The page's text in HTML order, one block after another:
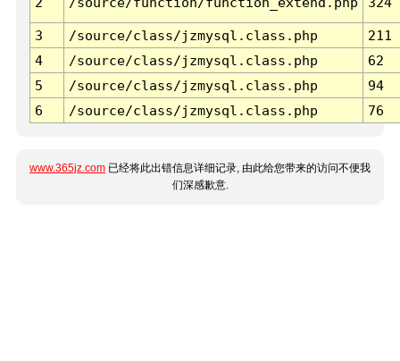
3 /source/class/jzmysql.class.php
211
4
/source/class/jzmysql.class.php
62
5
/source/class/jzmysql.class.php
94
6
/source/class/jzmysql.class.php 76
www.365jz.com 已经将此出错信息详细记录, 由此给您带来的访问不便我
们深感歉意.